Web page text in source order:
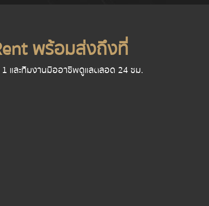
พร้อมส่งถึงที่
และทีมงานมืออาชีพดูแลตลอด 24 ชม.